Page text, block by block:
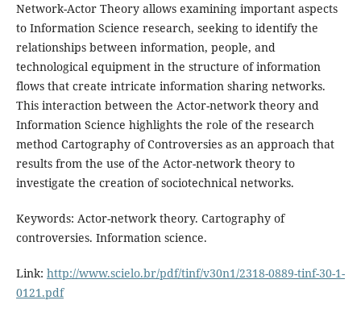
Network-Actor Theory allows examining important aspects
to Information Science research, seeking to identify the
relationships between information, people, and
technological equipment in the structure of information
flows that create intricate information sharing networks.
This interaction between the Actor-network theory and
Information Science highlights the role of the research
method Cartography of Controversies as an approach that
results from the use of the Actor-network theory to
investigate the creation of sociotechnical networks.
Keywords: Actor-network theory. Cartography of
controversies. Information science.
Link: http://www.scielo.br/pdf/tinf/v30n1/2318-0889-tinf-30-1-
0121.pdf